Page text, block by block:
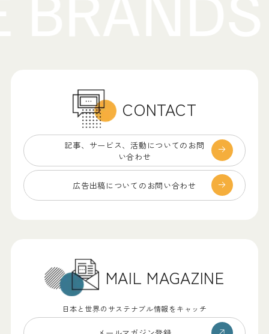
CONTACT
記事、サービス、 活動についてのお問
い合わせ
広告出稿についての お問い合わせ
MAIL MAGAZINE
日本と世界のサステナブル情報をキャッチ